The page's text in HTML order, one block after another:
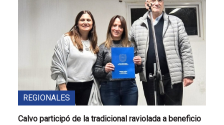
REGIONALES
Calvo participó de la tradicional raviolada a beneficio